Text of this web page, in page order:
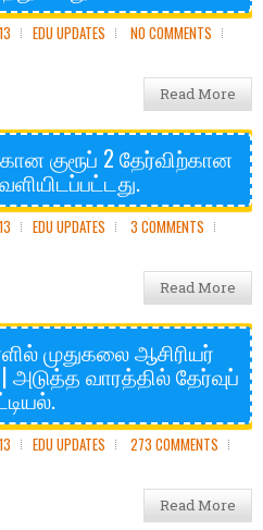
EDU UPDATES NO COMMENTS
Read More
குரூப் 2 தேர்விற்கான
EDU UPDATES 3 COMMENTS
Read More
முதுகலை ஆசிரியர்
வாரத்தில் தேர்வுப்
EDU UPDATES 273 COMMENTS
Read More